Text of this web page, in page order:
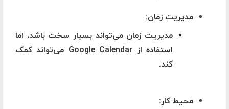
مدیریت زمان:
مدیریت زمان می‌تواند بسیار سخت باشد، اما
استفاده از Google Calendar می‌تواند کمک
کند.
محیط کار: